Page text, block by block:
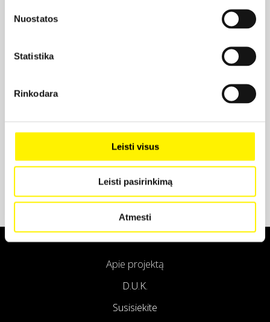
Nuostatos
Statistika
Rinkodara
Leisti visus
Leisti pasirinkimą
Atmesti
Apie projektą
D.U.K.
Susisiekite